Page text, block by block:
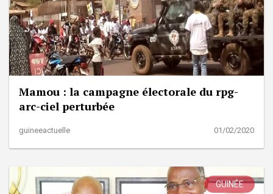
Mamou : la campagne électorale du rpg-
arc-ciel perturbée
guineeactuelle 01/02/2020
GUINÉE